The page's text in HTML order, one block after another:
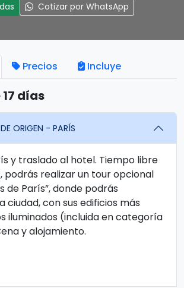
Cotizar por WhatsApp
Precios Incluye
días
ORIGEN - PARÍS
y traslado al hotel. Tiempo libre
podrás realizar un tour opcional
de París”, donde podrás
ciudad, con sus edificios más
iluminados (incluida en categoría
y alojamiento.